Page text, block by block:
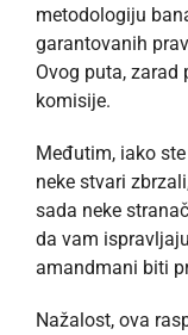
metodologiju
garantovanih
Ovog puta, zarad
komisije.
Međutim, iako
neke stvari
sada neke
da vam
amandmani biti
Nažalost, ova